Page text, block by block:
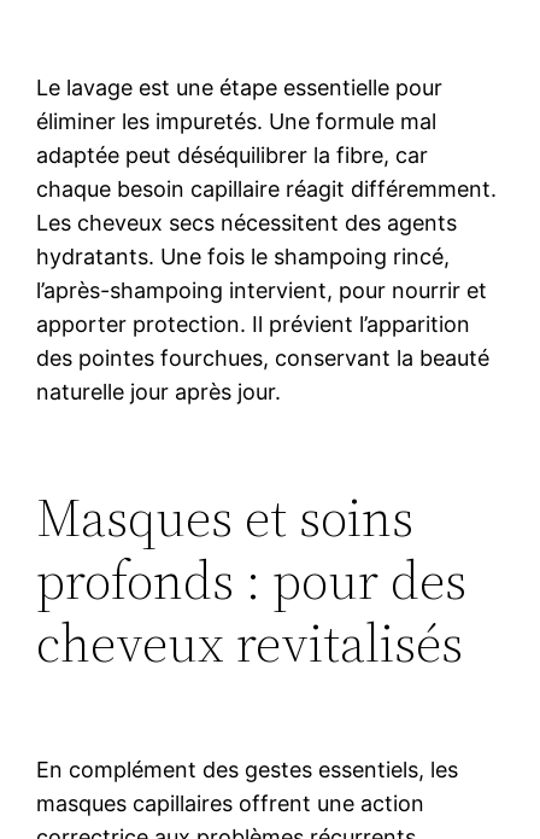
Le lavage est une étape essentielle pour
éliminer les impuretés. Une formule mal
adaptée peut déséquilibrer la fibre, car
chaque besoin capillaire réagit différemment.
Les cheveux secs nécessitent des agents
hydratants. Une fois le shampoing rincé,
l’après-shampoing intervient, pour nourrir et
apporter protection. Il prévient l’apparition
des pointes fourchues, conservant la beauté
naturelle jour après jour.
Masques et soins
profonds : pour des
cheveux revitalisés
En complément des gestes essentiels, les
masques capillaires offrent une action